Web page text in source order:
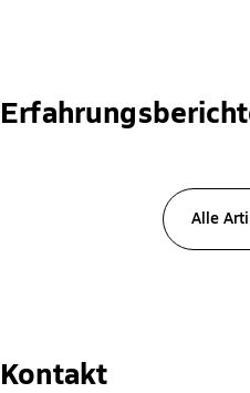
Alle
Kontakt